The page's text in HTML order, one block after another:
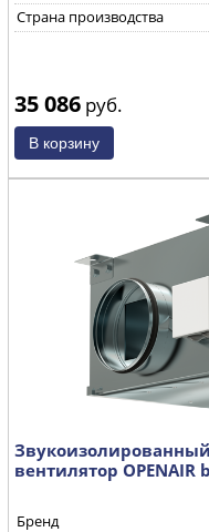
Страна производства
35 086 руб.
вентилятор OPENAIR
Бренд